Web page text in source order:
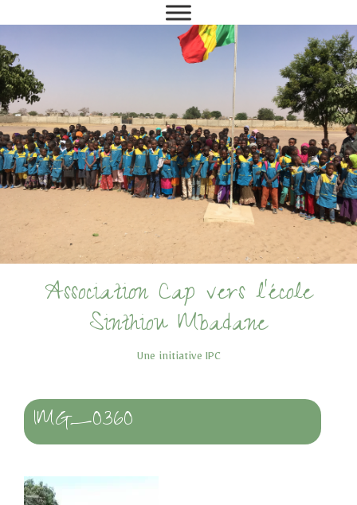
Association Cap vers l'école
Sinthiou Mbadane
Une initiative IPC
IMG_0360